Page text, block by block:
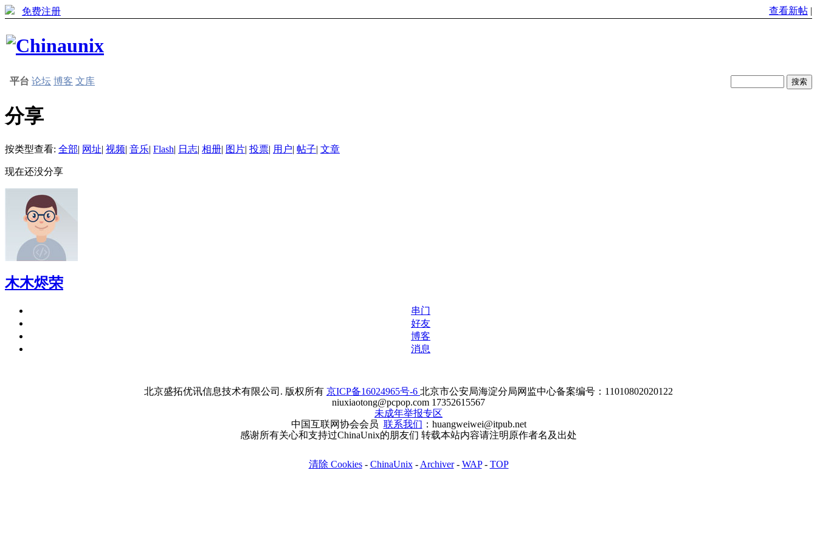
免费注册 查看新帖 |
平台 论坛 博客 文库
分享
按类型查看: 全部| 网址| 视频| 音乐| Flash| 日志| 相册| 图片| 投票| 用户| 帖子| 文章
现在还没分享
木木烬荣
串门
好友
博客
消息
北京盛拓优讯信息技术有限公司. 版权所有 京ICP备16024965号-6 北京市公安局海淀分局网监中心备案编号：11010802020122
niuxiaotong@pcpop.com 17352615567
未成年举报专区
中国互联网协会会员 联系我们 ：huangweiwei@itpub.net
感谢所有关心和支持过ChinaUnix的朋友们 转载本站内容请注明原作者名及出处
清除 Cookies- ChinaUnix- Archiver- WAP- TOP